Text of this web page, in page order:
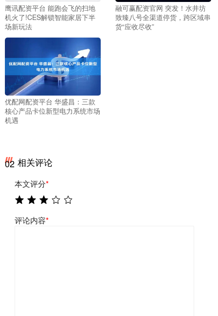
鹰讯配资平台 能跑会飞的扫地
机火了!CES解锁智能家居下半
场新玩法
融可赢配资官网 突发！水井坊
致臻八号全渠道停货，跨区域串
货“应收尽收”
优配网配资平台 华盛昌：三款
核心产品卡位新型电力系统市场
机遇
02 相关评论
本文评分*
评论内容*